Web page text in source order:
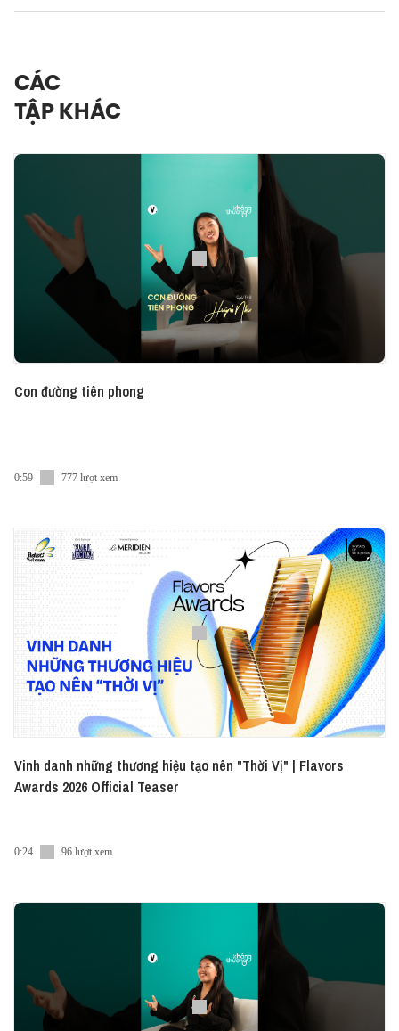
Xem phiên bản đầy đủ của Yêu Lành Tập 4 Mùa 4
trên các kênh Vietcetera Podcast, YouTube, Spotify
hoặc Apple Podcast.
#YeuLanh #Vietcetera_Podcast #Vietcetera
CÁC
TẬP KHÁC
Con đường tiên phong
0:59 777 lượt xem
Vinh danh những thương hiệu tạo nên "Thời Vị" | Flavors
Awards 2026 Official Teaser
0:24 96 lượt xem